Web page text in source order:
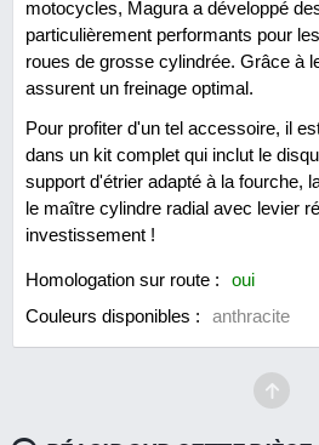
motocycles, Magura a développé
particulièrement performants pour
roues de grosse cylindrée. Grâce à
assurent un freinage optimal.
Pour profiter d'un tel accessoire, il
dans un kit complet qui inclut le
support d'étrier adapté à la fourche,
le maître cylindre radial avec levier
investissement !
Homologation sur route :
oui
Couleurs disponibles :
anthracite